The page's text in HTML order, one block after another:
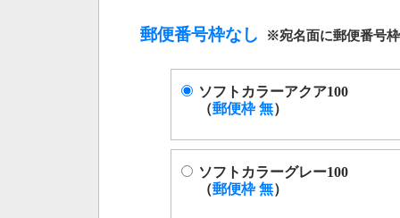
郵便番号枠なし
ソフトカラーアクア100
（郵便枠 無）
ソフトカラーグレー100
（郵便枠 無）